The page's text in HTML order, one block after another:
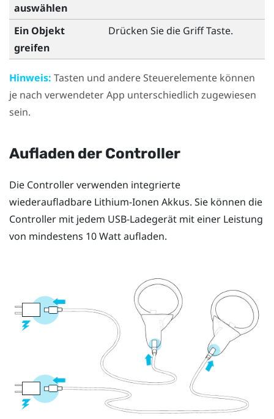
auswählen
Ein Objekt
greifen
Drücken Sie die GriffTaste.
Hinweis: Tasten und andere Steuerelemente können
je nach verwendeter App unterschiedlich zugewiesen
sein.
Aufladen der Controller
Die Controller verwenden integrierte
wiederaufladbare Lithium-Ionen Akkus. Sie können die
Controller mit jedem USB-Ladegerät mit einer Leistung
von mindestens 10 Watt aufladen.